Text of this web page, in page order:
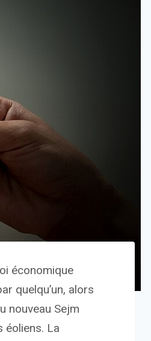
économique
quelqu’un, alors
nouveau Sejm
éoliens. La